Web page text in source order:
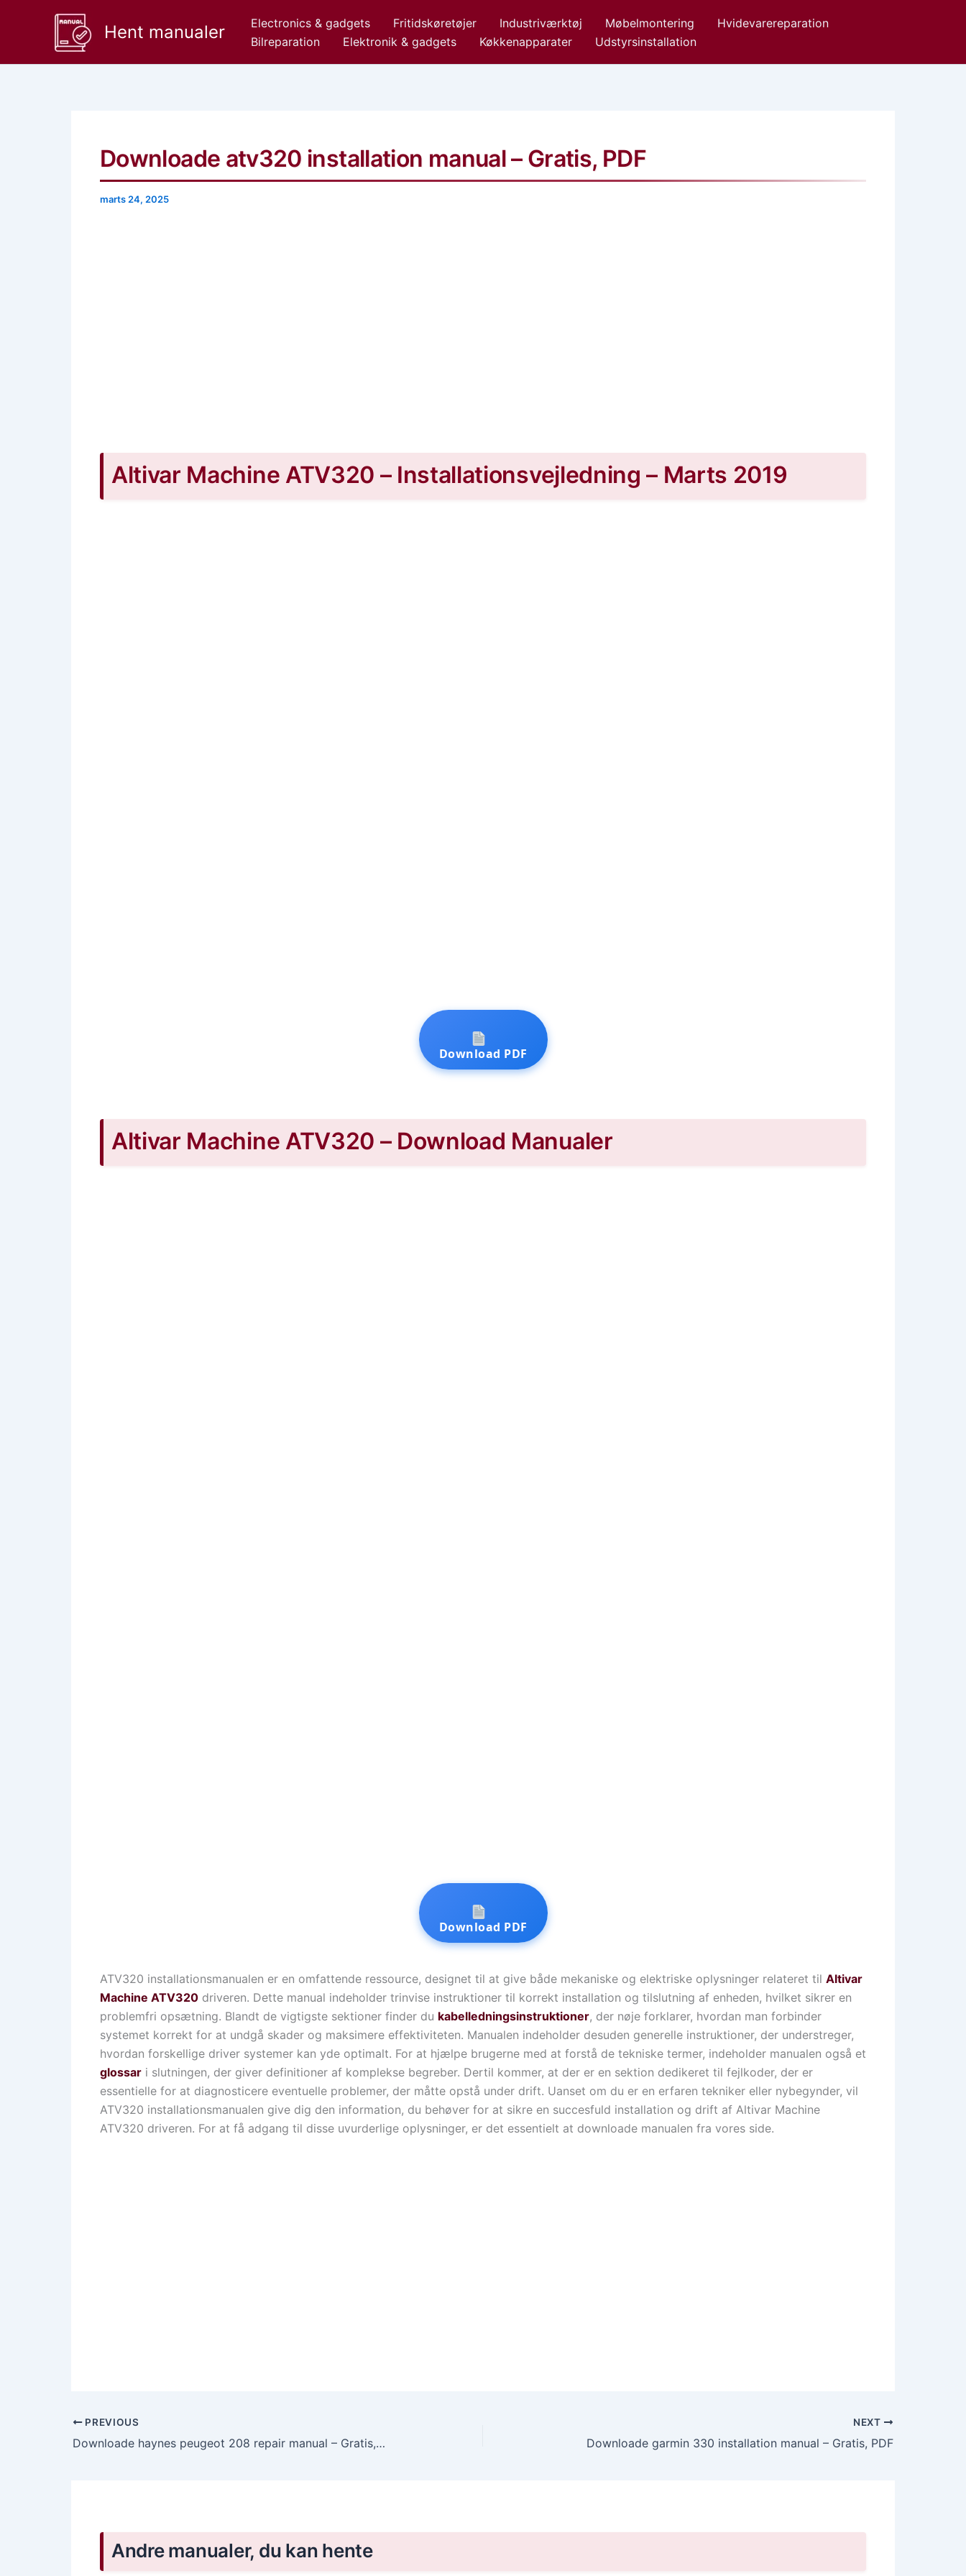
Hent manualer Electronics & gadgets Fritidskøretøjer Industriværktøj Møbelmontering
Hvidevarereparation
Bilreparation
Elektronik & gadgets Køkkenapparater Udstyrsinstallation
Downloade atv320 installation manual – Gratis, PDF
marts 24, 2025
Altivar Machine ATV320 – Installationsvejledning – Marts 2019
Download PDF
Altivar Machine ATV320 – Download Manualer
Download PDF
ATV320 installationsmanualen er en omfattende ressource, designet til at give både mekaniske og elektriske oplysninger relateret til Altivar
Machine ATV320 driveren. Dette manual indeholder trinvise instruktioner til korrekt installation og tilslutning af enheden, hvilket sikrer en
problemfri opsætning. Blandt de vigtigste sektioner finder du kabelledningsinstruktioner, der nøje forklarer, hvordan man forbinder
systemet korrekt for at undgå skader og maksimere effektiviteten. Manualen indeholder desuden generelle instruktioner, der understreger,
hvordan forskellige driver systemer kan yde optimalt. For at hjælpe brugerne med at forstå de tekniske termer, indeholder manualen også et
glossar i slutningen, der giver definitioner af komplekse begreber. Dertil kommer, at der er en sektion dedikeret til fejlkoder, der er
essentielle for at diagnosticere eventuelle problemer, der måtte opstå under drift. Uanset om du er en erfaren tekniker eller nybegynder, vil
ATV320 installationsmanualen give dig den information, du behøver for at sikre en succesfuld installation og drift af Altivar Machine
ATV320 driveren. For at få adgang til disse uvurderlige oplysninger, er det essentielt at downloade manualen fra vores side.
PREVIOUS
Downloade haynes peugeot 208 repair manual – Gratis, PDF
NEXT
Downloade garmin 330 installation manual – Gratis, PDF
Andre manualer, du kan hente